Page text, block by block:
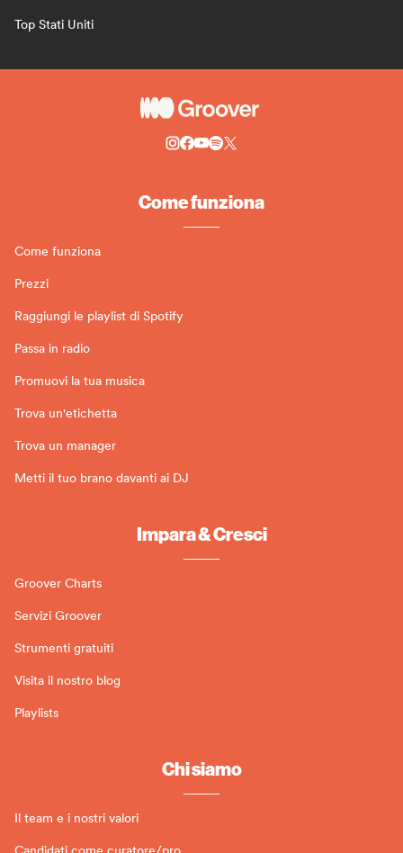
Top Stati Uniti
Come funziona
Come funziona
Prezzi
Raggiungi le playlist di Spotify
Passa in radio
Promuovi la tua musica
Trova un'etichetta
Trova un manager
Metti il tuo brano davanti ai DJ
Impara & Cresci
Groover Charts
Servizi Groover
Strumenti gratuiti
Visita il nostro blog
Playlists
Chi siamo
Il team e i nostri valori
Candidati come curatore/pro